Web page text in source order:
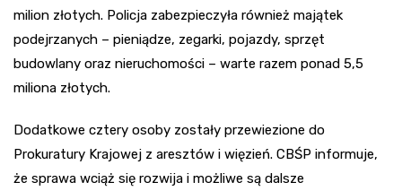
milion złotych. Policja zabezpieczyła również majątek
podejrzanych – pieniądze, zegarki, pojazdy, sprzęt
budowlany oraz nieruchomości – warte razem ponad 5,5
miliona złotych.
Dodatkowe cztery osoby zostały przewiezione do
Prokuratury Krajowej z aresztów i więzień. CBŚP informuje,
że sprawa wciąż się rozwija i możliwe są dalsze